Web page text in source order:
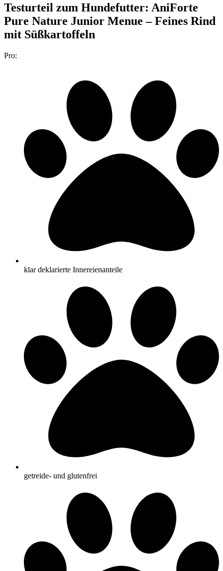
Testurteil zum Hundefutter: AniForte
Pure Nature Junior Menue – Feines Rind
mit Süßkartoffeln
Pro:
klar deklarierte Innereienanteile
getreide- und glutenfrei